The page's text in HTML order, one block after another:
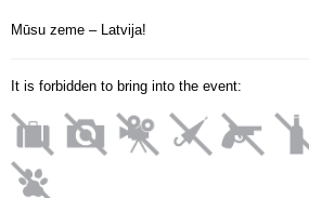
Mūsu zeme – Latvija!
It is forbidden to bring into the event: